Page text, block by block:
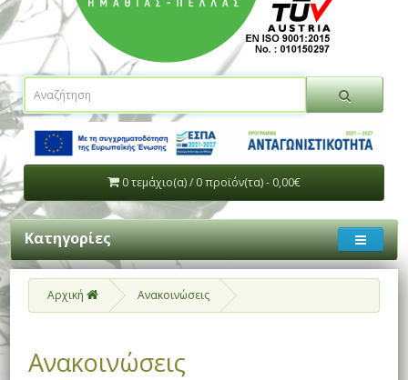
0 τεμάχιο(α) / 0 προϊόν(τα) - 0,00€
Κατηγορίες
Αρχική Ανακοινώσεις
Ανακοινώσεις